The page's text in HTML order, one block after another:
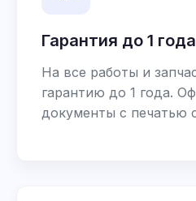
Гарантия до 1 года
На все работы и
гарантию до 1 года.
документы с печатью